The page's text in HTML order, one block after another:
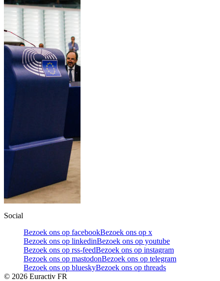
Social
Bezoek ons op facebookBezoek ons op x
Bezoek ons op linkedinBezoek ons op youtube
Bezoek ons op rss-feedBezoek ons op instagram
Bezoek ons op mastodonBezoek ons op telegram
Bezoek ons op blueskyBezoek ons op threads
© 2026 Euractiv FR